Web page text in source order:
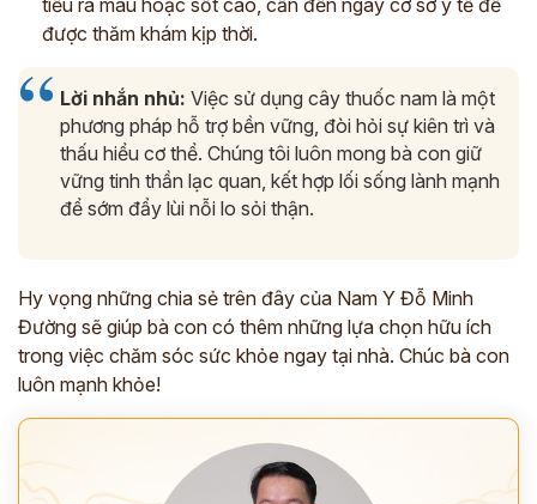
tiểu ra máu hoặc sốt cao, cần đến ngay cơ sở y tế để
được thăm khám kịp thời.
Lời nhắn nhủ: Việc sử dụng cây thuốc nam là một
phương pháp hỗ trợ bền vững, đòi hỏi sự kiên trì và
thấu hiểu cơ thể. Chúng tôi luôn mong bà con giữ
vững tinh thần lạc quan, kết hợp lối sống lành mạnh
để sớm đẩy lùi nỗi lo sỏi thận.
Hy vọng những chia sẻ trên đây của Nam Y Đỗ Minh
Đường sẽ giúp bà con có thêm những lựa chọn hữu ích
trong việc chăm sóc sức khỏe ngay tại nhà. Chúc bà con
luôn mạnh khỏe!
*
ĐĂNG KÝ TƯ VẤN »
ĐĂNG KÝ ĐẾN KHÁM TRỰC TIẾP